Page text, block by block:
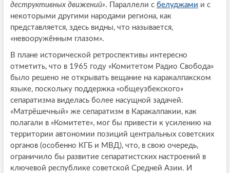
деструктивных движений». Параллели с белуджами и с
некоторыми другими народами региона, как
представляется, здесь видны, что называется,
«невооружённым глазом».
В плане исторической ретроспективы интересно
отметить, что в 1965 году «Комитетом Радио Свобода»
было решено не открывать вещание на каракалпакском
языке, поскольку поддержка «общеузбекского»
сепаратизма виделась более насущной задачей.
«Матрёшечный» же сепаратизм в Каракалпакии, как
полагали в «Комитете», мог бы привести к усилению на
территории автономии позиций центральных советских
органов (особенно КГБ и МВД), что, в свою очередь,
ограничило бы развитие сепаратистских настроений в
ключевой республике советской Средней Азии. И